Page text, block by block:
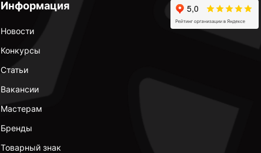
Информация
Новости
Конкурсы
Статьи
Вакансии
Мастерам
Бренды
Товарный знак